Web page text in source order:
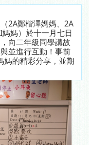
2A鄭楷澤媽媽、2A
媽）於十一月七日
向二年級同學講故
並進行互動！事前
媽的精彩分享，並期